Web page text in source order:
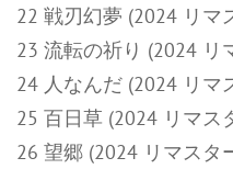
22 戦刃幻夢 (2024 リマ
23 流転の祈り (2024 リ
24 人なんだ (2024 リマ
25 百日草 (2024 リマス
26 望郷 (2024 リマスタ